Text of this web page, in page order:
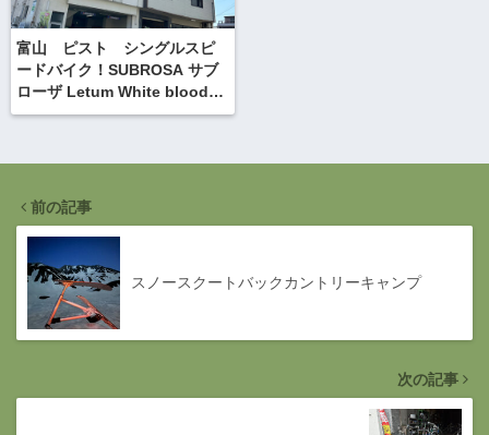
富山 ピスト シングルスピ
ードバイク！SUBROSA サブ
ローザ Letum White blood
splatter
前の記事
スノースクートバックカントリーキャンプ
次の記事